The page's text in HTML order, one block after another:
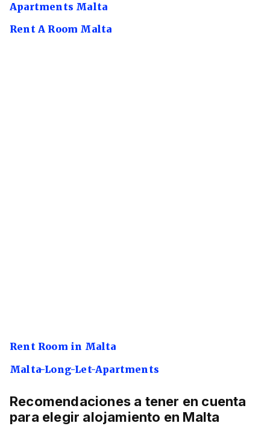
Apartments Malta
Rent A Room Malta
Rent Room in Malta
Malta-Long-Let-Apartments
Recomendaciones a tener en cuenta
para elegir alojamiento en Malta